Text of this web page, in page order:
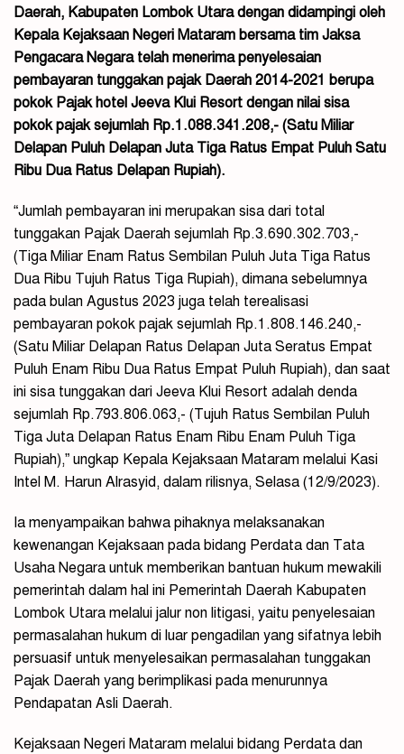
Daerah, Kabupaten Lombok Utara dengan didampingi oleh
Kepala Kejaksaan Negeri Mataram bersama tim Jaksa
Pengacara Negara telah menerima penyelesaian
pembayaran tunggakan pajak Daerah 2014-2021 berupa
pokok Pajak hotel Jeeva Klui Resort dengan nilai sisa
pokok pajak sejumlah Rp.1.088.341.208,- (Satu Miliar
Delapan Puluh Delapan Juta Tiga Ratus Empat Puluh Satu
Ribu Dua Ratus Delapan Rupiah).
“Jumlah pembayaran ini merupakan sisa dari total
tunggakan Pajak Daerah sejumlah Rp.3.690.302.703,-
(Tiga Miliar Enam Ratus Sembilan Puluh Juta Tiga Ratus
Dua Ribu Tujuh Ratus Tiga Rupiah), dimana sebelumnya
pada bulan Agustus 2023 juga telah terealisasi
pembayaran pokok pajak sejumlah Rp.1.808.146.240,-
(Satu Miliar Delapan Ratus Delapan Juta Seratus Empat
Puluh Enam Ribu Dua Ratus Empat Puluh Rupiah), dan saat
ini sisa tunggakan dari Jeeva Klui Resort adalah denda
sejumlah Rp.793.806.063,- (Tujuh Ratus Sembilan Puluh
Tiga Juta Delapan Ratus Enam Ribu Enam Puluh Tiga
Rupiah),” ungkap Kepala Kejaksaan Mataram melalui Kasi
Intel M. Harun Alrasyid, dalam rilisnya, Selasa (12/9/2023).
Ia menyampaikan bahwa pihaknya melaksanakan
kewenangan Kejaksaan pada bidang Perdata dan Tata
Usaha Negara untuk memberikan bantuan hukum mewakili
pemerintah dalam hal ini Pemerintah Daerah Kabupaten
Lombok Utara melalui jalur non litigasi, yaitu penyelesaian
permasalahan hukum di luar pengadilan yang sifatnya lebih
persuasif untuk menyelesaikan permasalahan tunggakan
Pajak Daerah yang berimplikasi pada menurunnya
Pendapatan Asli Daerah.
Kejaksaan Negeri Mataram melalui bidang Perdata dan